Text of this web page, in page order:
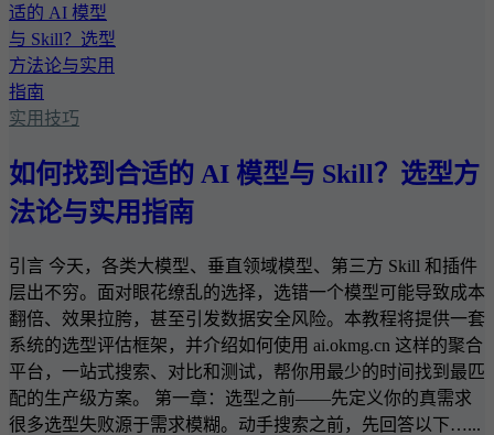
实用技巧
如何找到合适的 AI 模型与 Skill？选型方
法论与实用指南
引言 今天，各类大模型、垂直领域模型、第三方 Skill 和插件
层出不穷。面对眼花缭乱的选择，选错一个模型可能导致成本
翻倍、效果拉胯，甚至引发数据安全风险。本教程将提供一套
系统的选型评估框架，并介绍如何使用 ai.okmg.cn 这样的聚合
平台，一站式搜索、对比和测试，帮你用最少的时间找到最匹
配的生产级方案。 第一章：选型之前——先定义你的真需求
很多选型失败源于需求模糊。动手搜索之前，先回答以下…...